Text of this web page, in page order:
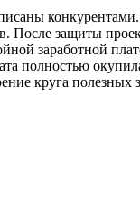
защиты
заработной
полностью
круга полезных